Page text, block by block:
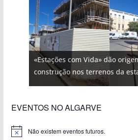
«Estações com Vida» dão
construção nos terrenos da
EVENTOS NO ALGARVE
Não existem eventos futuros.